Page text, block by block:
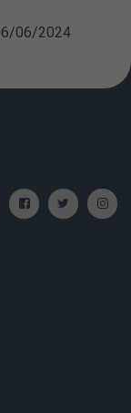
06/2024